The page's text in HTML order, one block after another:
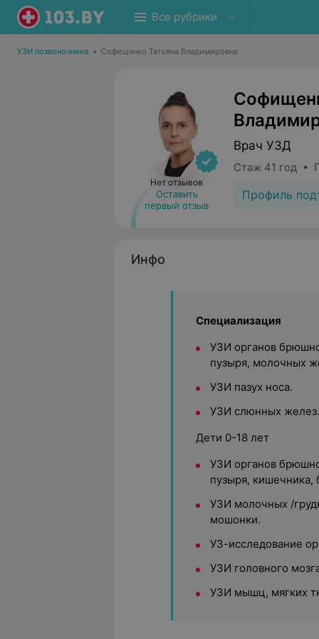
Все рубрики
УЗИ позвоночника • Софищенко Татьяна Владимировна
Нет отзывов
Оставить
первый отзыв
Врач УЗД
Стаж 41 год •
Профиль
Инфо
Специализация
УЗИ органов
пузыря, молочных
УЗИ пазух носа.
УЗИ слюнных желез.
Дети 0-18 лет
УЗИ органов
пузыря,
УЗИ молочных /
мошонки.
УЗ-исследование
УЗИ головного
УЗИ мышц, мягких